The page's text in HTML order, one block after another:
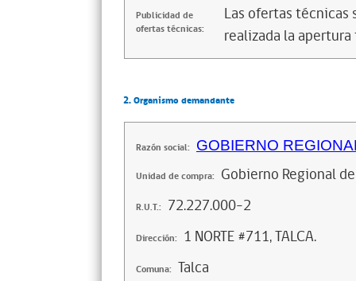
Publicidad de
ofertas técnicas:
Las ofertas
realizada la
2. Organismo demandante
Razón social: GOBIERNO
Unidad de compra: Gobierno Regional
R.U.T.: 72.227.000-2
Dirección: 1 NORTE #711, TALCA.
Comuna: Talca